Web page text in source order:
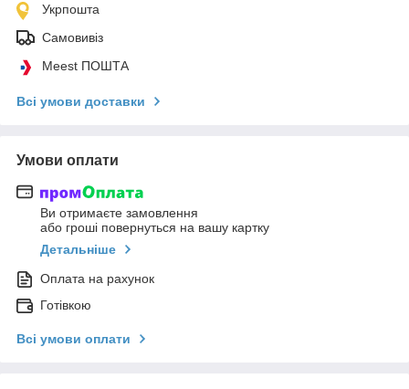
Укрпошта
Самовивіз
Meest ПОШТА
Всі умови доставки
Умови оплати
Ви отримаєте замовлення
або гроші повернуться на вашу картку
Детальніше
Оплата на рахунок
Готівкою
Всі умови оплати